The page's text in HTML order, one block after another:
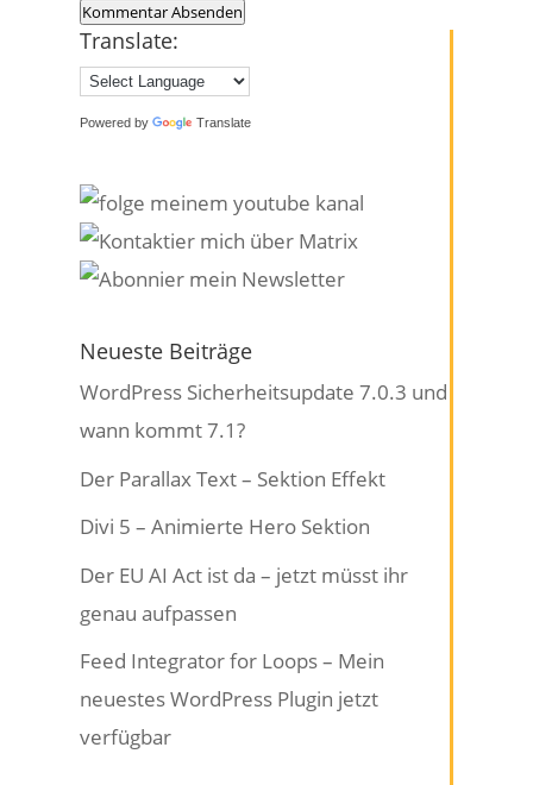
Kommentar Absenden
Translate:
Powered by Translate
Neueste Beiträge
WordPress Sicherheitsupdate 7.0.3 und
wann kommt 7.1?
Der Parallax Text – Sektion Effekt
Divi 5 – Animierte Hero Sektion
Der EU AI Act ist da – jetzt müsst ihr
genau aufpassen
Feed Integrator for Loops – Mein
neuestes WordPress Plugin jetzt
verfügbar